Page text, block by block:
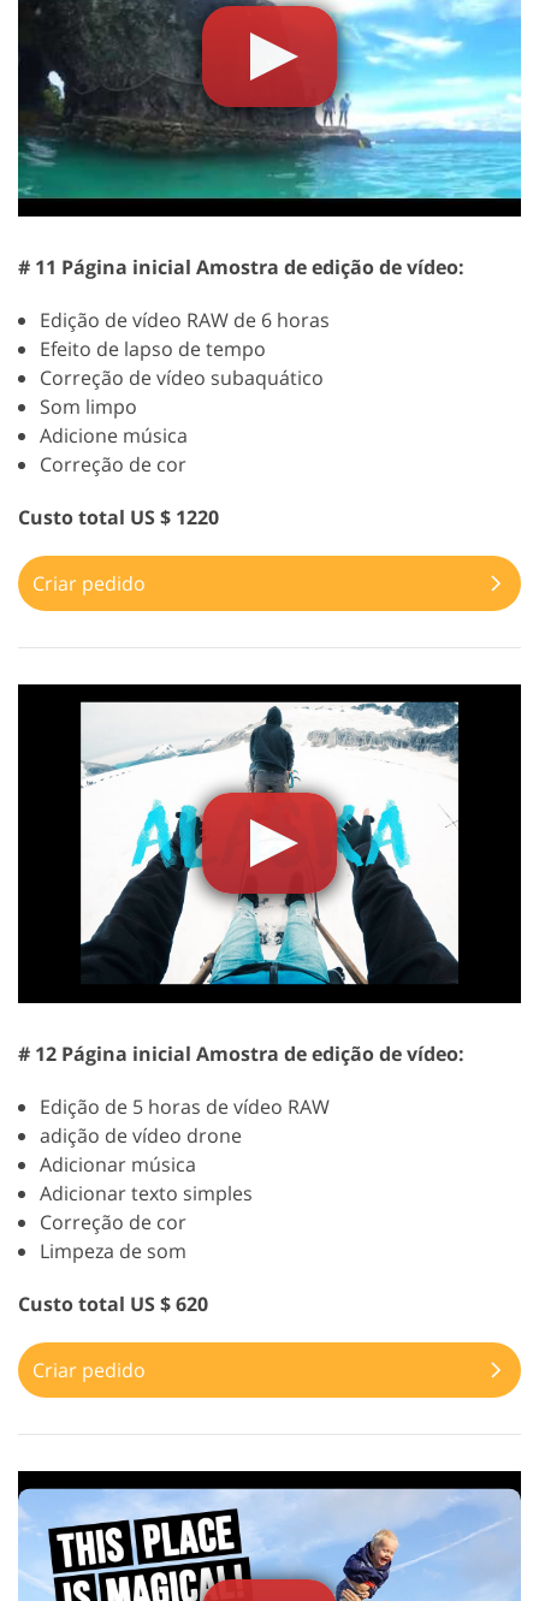
# 11 Página inicial Amostra de edição de vídeo:
Edição de vídeo RAW de 6 horas
Efeito de lapso de tempo
Correção de vídeo subaquático
Som limpo
Adicione música
Correção de cor
Custo total US $ 1220
Criar pedido
# 12 Página inicial Amostra de edição de vídeo:
Edição de 5 horas de vídeo RAW
adição de vídeo drone
Adicionar música
Adicionar texto simples
Correção de cor
Limpeza de som
Custo total US $ 620
Criar pedido